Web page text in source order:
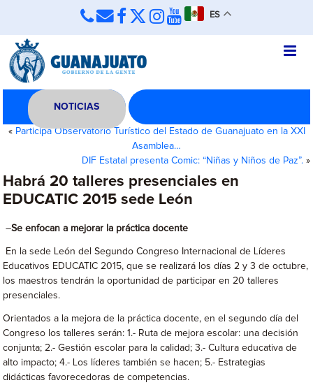
ES
NOTICIAS
« Participa Observatorio Turístico del Estado de Guanajuato en la XXI
Asamblea…
DIF Estatal presenta Comic: “Niñas y Niños de Paz”.»
Habrá 20 talleres presenciales en
EDUCATIC 2015 sede León
–Se enfocan a mejorar la práctica docente
En la sede León del Segundo Congreso Internacional de Líderes
Educativos EDUCATIC 2015, que se realizará los días 2 y 3 de octubre,
los maestros tendrán la oportunidad de participar en 20 talleres
presenciales.
Orientados a la mejora de la práctica docente, en el segundo día del
Congreso los talleres serán: 1.- Ruta de mejora escolar: una decisión
conjunta; 2.- Gestión escolar para la calidad; 3.- Cultura educativa de
alto impacto; 4.- Los líderes también se hacen; 5.- Estrategias
didácticas favorecedoras de competencias.